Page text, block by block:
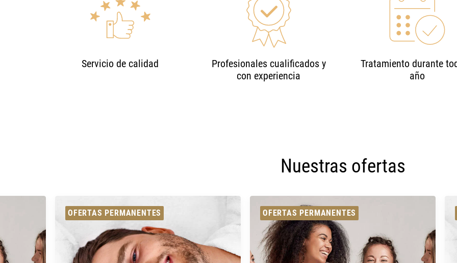
Servicio de calidad
Profesionales cualificados y
con experiencia
Tratamiento durante
año
Nuestras ofertas
OFERTAS PERMANENTES OFERTAS PERMANENTES